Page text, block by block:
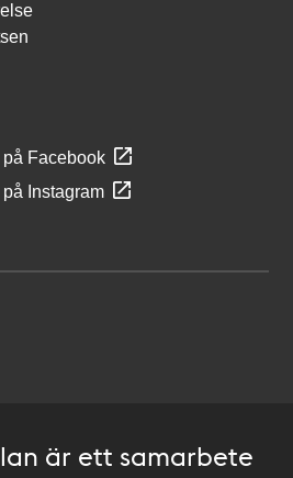
Facebook
Instagram
är ett samarbete